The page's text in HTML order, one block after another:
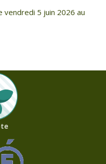
vendredi 5 juin 2026 au